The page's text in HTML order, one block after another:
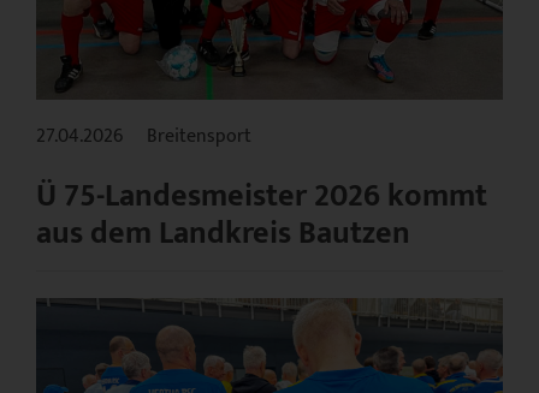
27.04.2026 Breitensport
Ü 75-Landesmeister 2026 kommt
aus dem Landkreis Bautzen